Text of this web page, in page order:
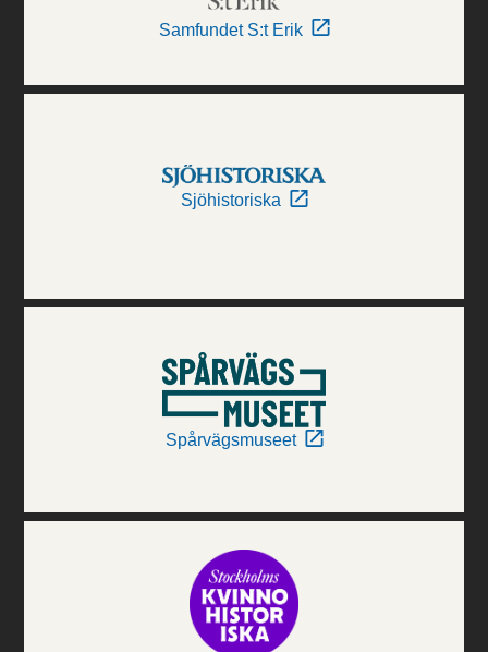
Samfundet S:t Erik
Sjöhistoriska
Spårvägsmuseet